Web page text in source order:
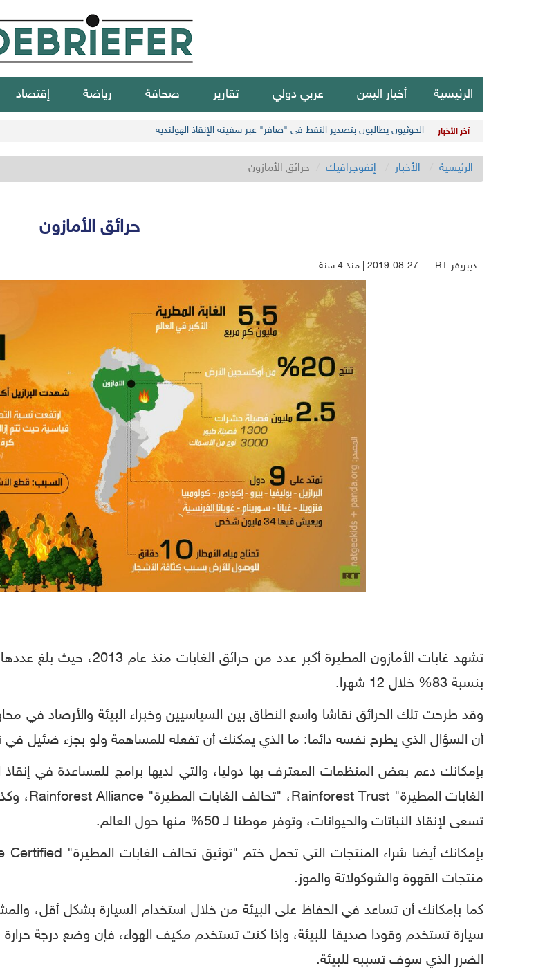
الرئيسية أخبار اليمن عربي دولي تقارير صحافة رياضة إقتصاد
آخر الأخبار الحوثيون يطالبون بتصدير النفط في "صافر" عبر سفينة الإنقاذ الهولندية
الرئيسية الأخبار إنفوجرافيك حرائق الأمازون
حرائق الأمازون
ديبريفر-RT 2019-08-27 | منذ 4 سنة
بنسبة 83% خلال 12 شهرا.
وقد طرحت تلك الحرائق نقاشا واسع النطاق بين السياسيين وخبراء البيئة والأرصاد في
أن السؤال الذي يطرح نفسه دائما: ما الذي يمكنك أن تفعله للمساهمة ولو بجزء ضئيل
بإمكانك دعم بعض المنظمات المعترف بها دوليا، والتي لديها برامج للمساعدة في
تسعى لإنقاذ النباتات والحيوانات، وتوفر موطنا لـ 50% منها حول العالم.
منتجات القهوة والشوكولاتة والموز.
كما بإمكانك أن تساعد في الحفاظ على البيئة من خلال استخدام السيارة بشكل أقل،
سيارة تستخدم وقودا صديقا للبيئة، وإذا كنت تستخدم مكيف الهواء، فإن وضع درجة
الضرر الذي سوف تسببه للبيئة.